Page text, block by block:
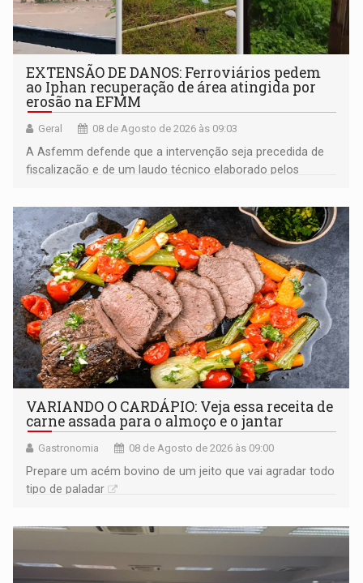
EXTENSÃO DE DANOS: Ferroviários pedem
ao Iphan recuperação de área atingida por
erosão na EFMM
Geral 08 de Agosto de 2026 às 09:03
A Asfemm defende que a intervenção seja precedida de
fiscalização e de um laudo técnico elaborado pelos
VARIANDO O CARDÁPIO: Veja essa receita de
carne assada para o almoço e o jantar
Gastronomia 08 de Agosto de 2026 às 09:00
Prepare um acém bovino de um jeito que vai agradar todo
tipo de paladar